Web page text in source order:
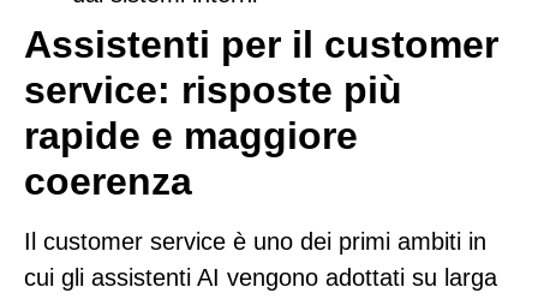
Assistenti per il customer
service: risposte più
rapide e maggiore
coerenza
Il customer service è uno dei primi ambiti in
cui gli assistenti AI vengono adottati su larga